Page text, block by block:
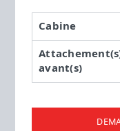
Cabine
avant(s)